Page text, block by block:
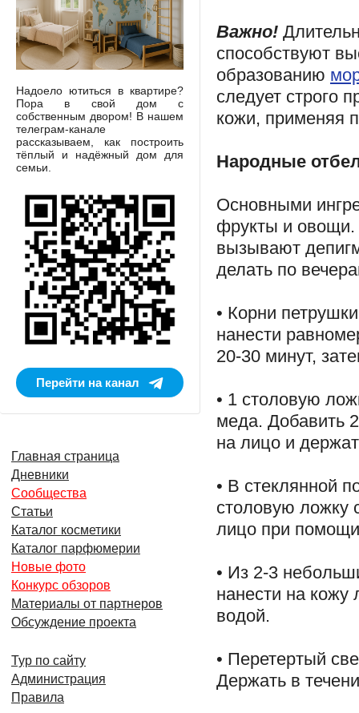
Важно!
способствуют
образованию
следует строго
кожи, применяя
Народные
Основными
фрукты и
вызывают
делать по
• Корни
нанести
20-30 минут,
• 1 столовую
меда. Добавить
на лицо и
• В стеклянной
столовую ложку
лицо при
• Из 2-3
нанести на кожу
водой.
• Перетертый
Держать в
Надоело ютиться в квартире?
Пора в свой дом с
собственным двором! В нашем
телеграм-канале
рассказываем, как построить
тёплый и надёжный дом для
семьи.
Перейти на канал
Главная страница
Дневники
Сообщества
Статьи
Каталог косметики
Каталог парфюмерии
Новые фото
Конкурс обзоров
Материалы от партнеров
Обсуждение проекта
Тур по сайту
Администрация
Правила